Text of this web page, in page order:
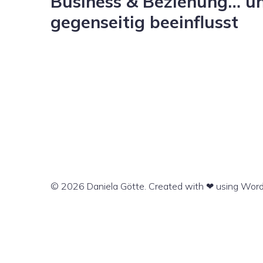
gegenseitig beeinflusst
© 2026 Daniela Götte. Created with ❤ using